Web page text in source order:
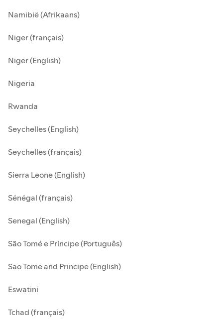
Namibië (Afrikaans)
Niger (français)
Niger (English)
Nigeria
Rwanda
Seychelles (English)
Seychelles (français)
Sierra Leone (English)
Sénégal (français)
Senegal (English)
São Tomé e Príncipe (Português)
Sao Tome and Principe (English)
Eswatini
Tchad (français)